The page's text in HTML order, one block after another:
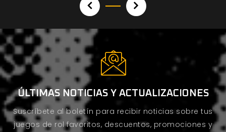
ÚLTIMAS NOTICIAS Y ACTUALIZACIONES
Suscríbete al boletín para recibir noticias sobre tus
juegos de rol favoritos, descuentos, promociones y